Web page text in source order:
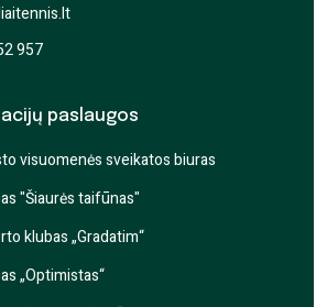
957
paslaugos
visuomenės sveikatos biuras
"Šiaurės taifūnas"
klubas „Gradatim“
„Optimistas“